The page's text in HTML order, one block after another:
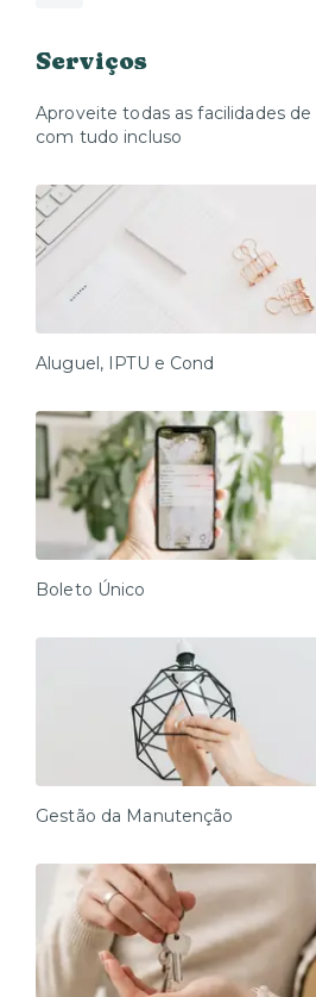
Serviços
Aproveite todas as facilidades
com tudo incluso
Aluguel, IPTU e Cond
Boleto Único
Gestão da Manutenção